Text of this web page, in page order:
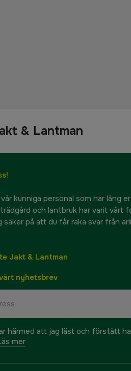
& Lantman
kunniga personal som har lång
och lantbruk har varit vårt
säker på att du får raka svar från
Jakt & Lantman
nyhetsbrev
härmed att jag läst och förstått
mer